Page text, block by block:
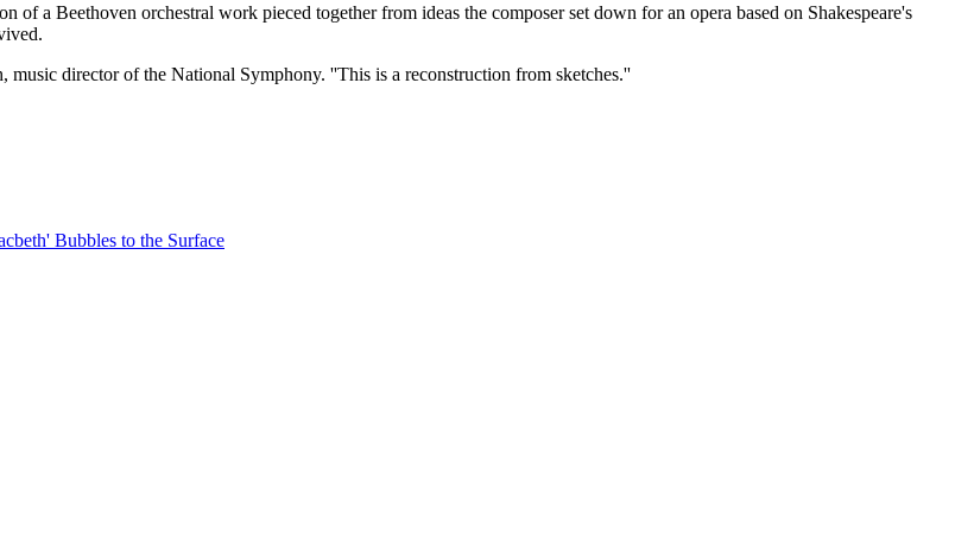
a Beethoven orchestral work pieced together from ideas the composer set down for an opera based on Shakespeare's
director of the National Symphony. ''This is a reconstruction from sketches.''
Bubbles to the Surface